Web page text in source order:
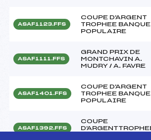
ASAF1123.FFS
COUPE D'ARGENT
TROPHEE BANQUE
POPULAIRE
ASAF1111.FFS
GRAND PRIX DE
MONTCHAVIN A.
MUDRY / A. FAVRE
ASAF1401.FFS
COUPE D'ARGENT
TROPHEE BANQUE
POPULAIRE
ASAF1392.FFS
COUPE